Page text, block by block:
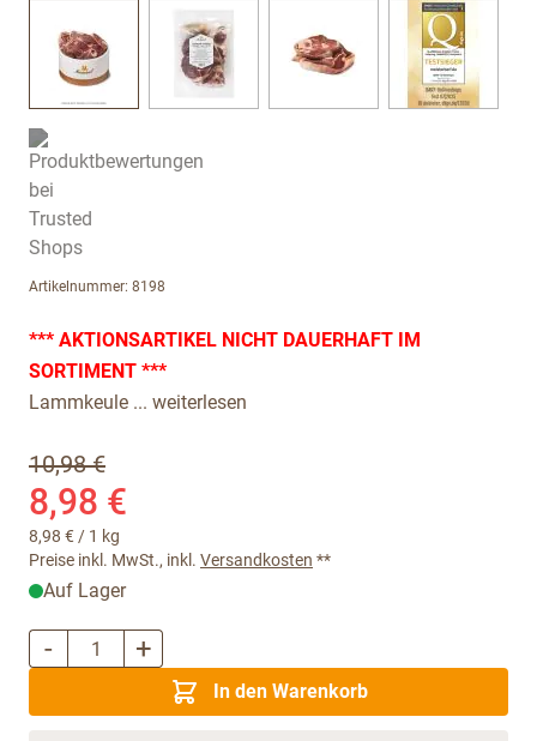
View larger image
View
Artikelnummer: 8198
*** AKTIONSARTIKEL NICHT DAUERHAFT IM
SORTIMENT ***
Lammkeule ... weiterlesen
10,98 €
8,98 €
8,98 € / 1 kg
Preise inkl. MwSt., inkl. Versandkosten **
Auf Lager
Menge
- +
In den Warenkorb